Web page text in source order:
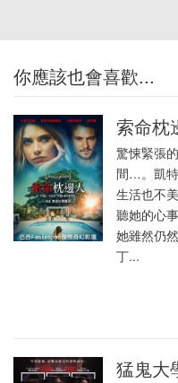
你應該也會喜歡...
索命枕
驚悚緊張
間…。凱
生活也不
聽她的心
她雖然仍
丁...
猛鬼大